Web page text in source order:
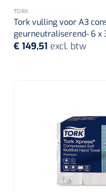
TORK
Tork vulling voor A3
geurneutraliserend- 6 x
€ 149,51 excl. btw